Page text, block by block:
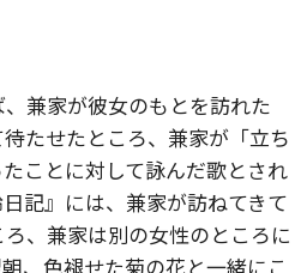
、兼家が彼女のもとを訪れた
たせたところ、兼家が「立ち
ことに対して詠んだ歌とされ
記』には、兼家が訪ねてきて
、兼家は別の女性のところに
、色褪せた菊の花と一緒にこ